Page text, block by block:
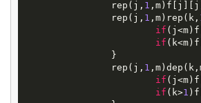
		rep(j,
1
		rep(j,
1 ,m)rep(k,
if
if
		rep(j,
1
if
if (k>1